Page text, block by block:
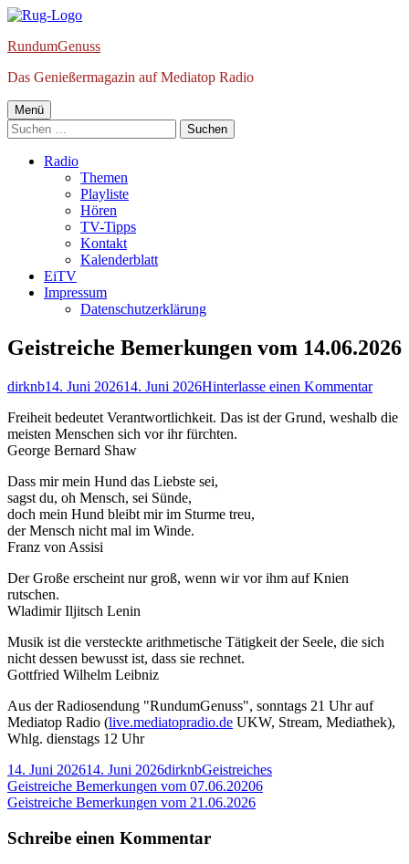
Springe
Inhalt
RundumGenuss
Das Genießermagazin auf Mediatop Radio
Primäres
Menü
Menü
Suchen
nach:
Radio
Themen
Playliste
Hören
TV-Tipps
Kontakt
Kalenderblatt
EiTV
Impressum
Datenschutzerklärung
Geistreiche Bemerkungen vom 14.06.2026
Autor
dirknbVeröffentlicht
14. Juni 202614. Juni 2026Hinterlasse einen Kommentarzu
Freiheit bedeutet Verantwortlichkeit. Das ist der Grund, weshalb die
meisten Menschen sich vor ihr fürchten.
George Bernard Shaw
Dass mir mein Hund das Liebste sei,
sagst du, oh Mensch, sei Sünde,
doch mein Hund bleibt mir im Sturme treu,
der Mensch nicht mal im Winde.
Franz von Assisi
Der Große erscheint nur groß, wenn wir vor ihm auf Knien
rutschen.
Wladimir Iljitsch Lenin
Musik ist die versteckte arithmetische Tätigkeit der Seele, die sich
nicht dessen bewusst ist, dass sie rechnet.
Gottfried Wilhelm Leibniz
Aus der Radiosendung "RundumGenuss", sonntags 21 Uhr auf
Mediatop Radio (live.mediatopradio.de UKW, Stream, Mediathek),
Whlg. dienstags 12 Uhr
Veröffentlicht
am
14. Juni 202614. Juni 2026Autor
dirknbKategorien
Geistreiches
Beitragsnavigation
Vorheriger
Beitrag:
Geistreiche Bemerkungen vom 07.06.20206
Nächster
Geistreiche Bemerkungen vom 21.06.2026
Schreibe einen Kommentar